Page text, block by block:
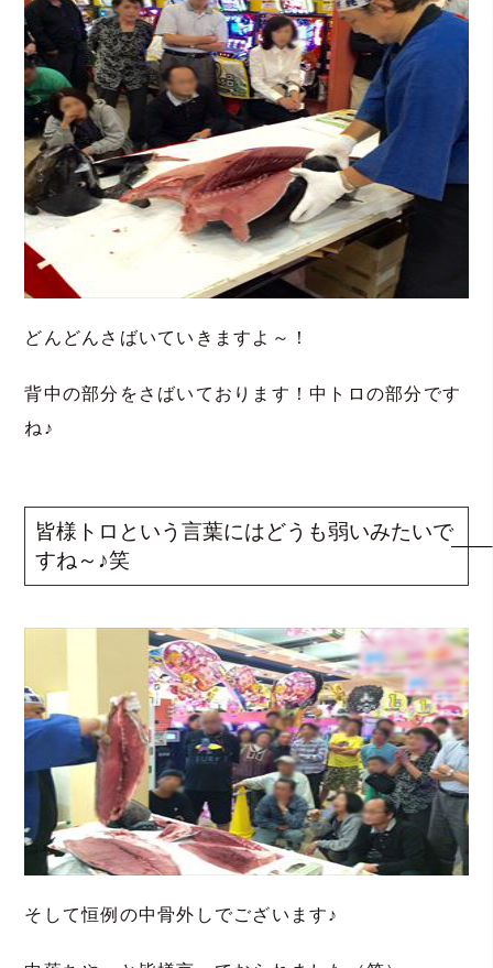
どんどんさばいていきますよ～！
背中の部分をさばいております！中トロの部分です
ね♪
皆様トロという言葉にはどうも弱いみたいで
すね～♪笑
そして恒例の中骨外しでございます♪